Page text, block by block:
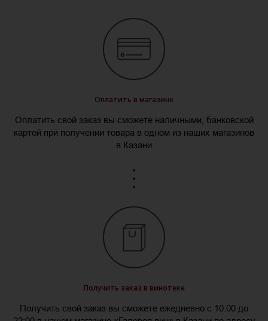
Оплатить в магазине
Оплатить свой заказ вы сможете наличными, банковской
картой при получении товара в одном из наших магазинов
в Казани
Получить заказ в винотеке
Получить свой заказ вы сможете ежедневно с 10:00 до